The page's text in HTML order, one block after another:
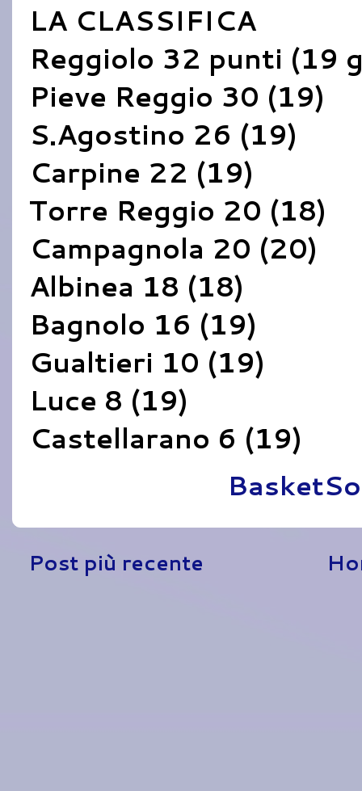
LA CLASSIFICA
Reggiolo 32 punti (19
Pieve Reggio 30 (19)
S.Agostino 26 (19)
Carpine 22 (19)
Torre Reggio 20 (18)
Campagnola 20 (20)
Albinea 18 (18)
Bagnolo 16 (19)
Gualtieri 10 (19)
Luce 8 (19)
Castellarano 6 (19)
Post più recente